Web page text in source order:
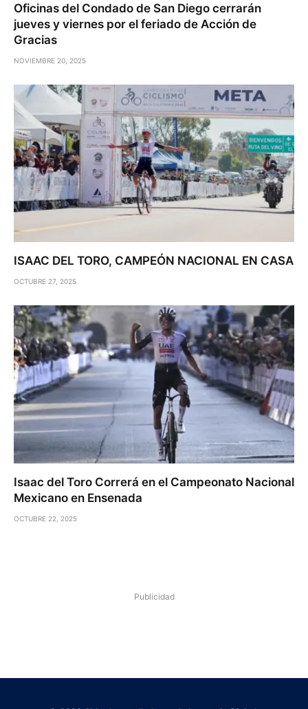
Oficinas del Condado de San Diego cerrarán
jueves y viernes por el feriado de Acción de
Gracias
NOVIEMBRE 20, 2025
ISAAC DEL TORO, CAMPEÓN NACIONAL EN CASA
OCTUBRE 27, 2025
Isaac del Toro Correrá en el Campeonato Nacional
Mexicano en Ensenada
OCTUBRE 22, 2025
Publicidad